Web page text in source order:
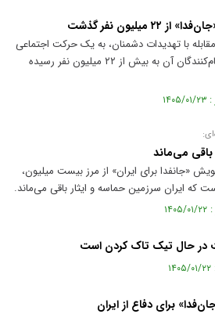
نفر گذشت
با تهدیدات دشمنان، به یک حرکت اجتماعی
عظیم تبدیل شده و شمار ثبت‌نام‌کنندگان آن به بیش از ۲۲ میلیون نفر رسیده
باقی می‌ماند
«جانفدا برای ایران» از مرز بیست میلیون،
ایران سرزمین حماسه و ایثار باقی می‌ماند.
در حال تیک تاک کردن است